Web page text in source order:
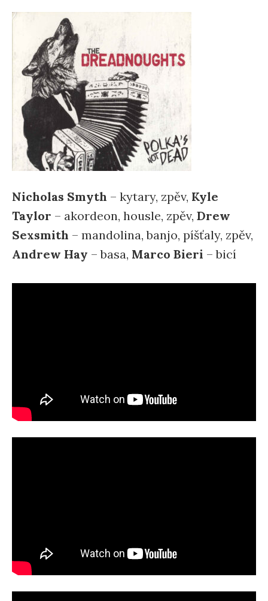
Nicholas Smyth – kytary, zpěv, Kyle
Taylor – akordeon, housle, zpěv, Drew
Sexsmith – mandolina, banjo, píšťaly, zpěv,
Andrew Hay – basa, Marco Bieri – bicí